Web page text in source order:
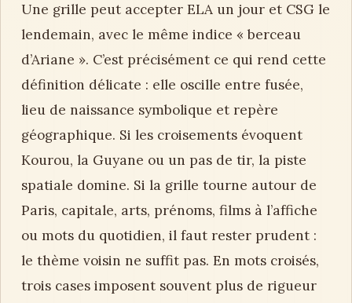
Une grille peut accepter ELA un jour et CSG le
lendemain, avec le même indice « berceau
d’Ariane ». C’est précisément ce qui rend cette
définition délicate : elle oscille entre fusée,
lieu de naissance symbolique et repère
géographique. Si les croisements évoquent
Kourou, la Guyane ou un pas de tir, la piste
spatiale domine. Si la grille tourne autour de
Paris, capitale, arts, prénoms, films à l’affiche
ou mots du quotidien, il faut rester prudent :
le thème voisin ne suffit pas. En mots croisés,
trois cases imposent souvent plus de rigueur